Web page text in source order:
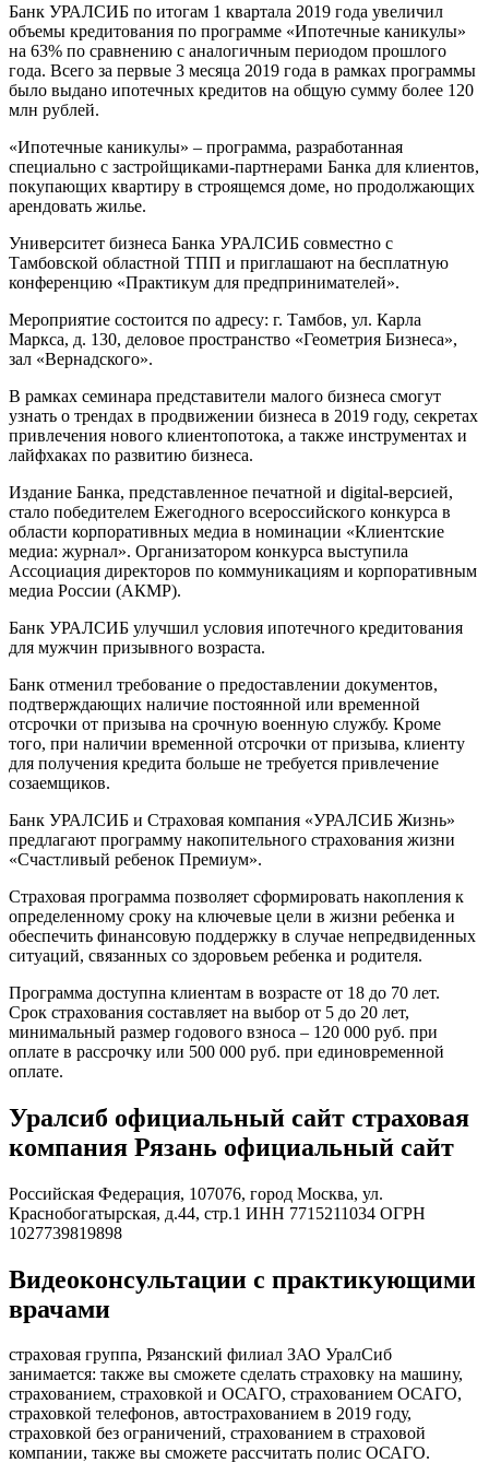
Банк УРАЛСИБ по итогам 1 квартала 2019 года увеличил
объемы кредитования по программе «Ипотечные каникулы»
на 63% по сравнению с аналогичным периодом прошлого
года. Всего за первые 3 месяца 2019 года в рамках программы
было выдано ипотечных кредитов на общую сумму более 120
млн рублей.
«Ипотечные каникулы» – программа, разработанная
специально с застройщиками-партнерами Банка для клиентов,
покупающих квартиру в строящемся доме, но продолжающих
арендовать жилье.
Университет бизнеса Банка УРАЛСИБ совместно с
Тамбовской областной ТПП и приглашают на бесплатную
конференцию «Практикум для предпринимателей».
Мероприятие состоится по адресу: г. Тамбов, ул. Карла
Маркса, д. 130, деловое пространство «Геометрия Бизнеса»,
зал «Вернадского».
В рамках семинара представители малого бизнеса смогут
узнать о трендах в продвижении бизнеса в 2019 году, секретах
привлечения нового клиентопотока, а также инструментах и
лайфхаках по развитию бизнеса.
Издание Банка, представленное печатной и digital-версией,
стало победителем Ежегодного всероссийского конкурса в
области корпоративных медиа в номинации «Клиентские
медиа: журнал». Организатором конкурса выступила
Ассоциация директоров по коммуникациям и корпоративным
медиа России (АКМР).
Банк УРАЛСИБ улучшил условия ипотечного кредитования
для мужчин призывного возраста.
Банк отменил требование о предоставлении документов,
подтверждающих наличие постоянной или временной
отсрочки от призыва на срочную военную службу. Кроме
того, при наличии временной отсрочки от призыва, клиенту
для получения кредита больше не требуется привлечение
созаемщиков.
Банк УРАЛСИБ и Страховая компания «УРАЛСИБ Жизнь»
предлагают программу накопительного страхования жизни
«Счастливый ребенок Премиум».
Страховая программа позволяет сформировать накопления к
определенному сроку на ключевые цели в жизни ребенка и
обеспечить финансовую поддержку в случае непредвиденных
ситуаций, связанных со здоровьем ребенка и родителя.
Программа доступна клиентам в возрасте от 18 до 70 лет.
Срок страхования составляет на выбор от 5 до 20 лет,
минимальный размер годового взноса – 120 000 руб. при
оплате в рассрочку или 500 000 руб. при единовременной
оплате.
Уралсиб официальный сайт страховая
компания Рязань официальный сайт
Российская Федерация, 107076, город Москва, ул.
Краснобогатырская, д.44, стр.1 ИНН 7715211034 ОГРН
1027739819898
Видеоконсультации с практикующими
врачами
страховая группа, Рязанский филиал ЗАО УралСиб
занимается: также вы сможете сделать страховку на машину,
страхованием, страховкой и ОСАГО, страхованием ОСАГО,
страховкой телефонов, автострахованием в 2019 году,
страховкой без ограничений, страхованием в страховой
компании, также вы сможете рассчитать полис ОСАГО.